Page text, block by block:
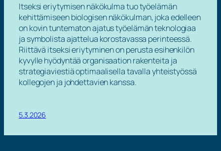
Itseksi eriytymisen näkökulma tuo työelämän
kehittämiseenbiologisen näkökulman, joka edelleen
on kovin tuntematon ajatus työelämän teknologiaa
ja symbolista ajattelua korostavassa perinteessä.
Riittävä itseksi eriytyminen on perusta esihenkilön
kyvylle hyödyntää organisaation rakenteita ja
strategiaviestiä optimaalisella tavalla yhteistyössä
kollegojen ja johdettavien kanssa.
5.3.2026